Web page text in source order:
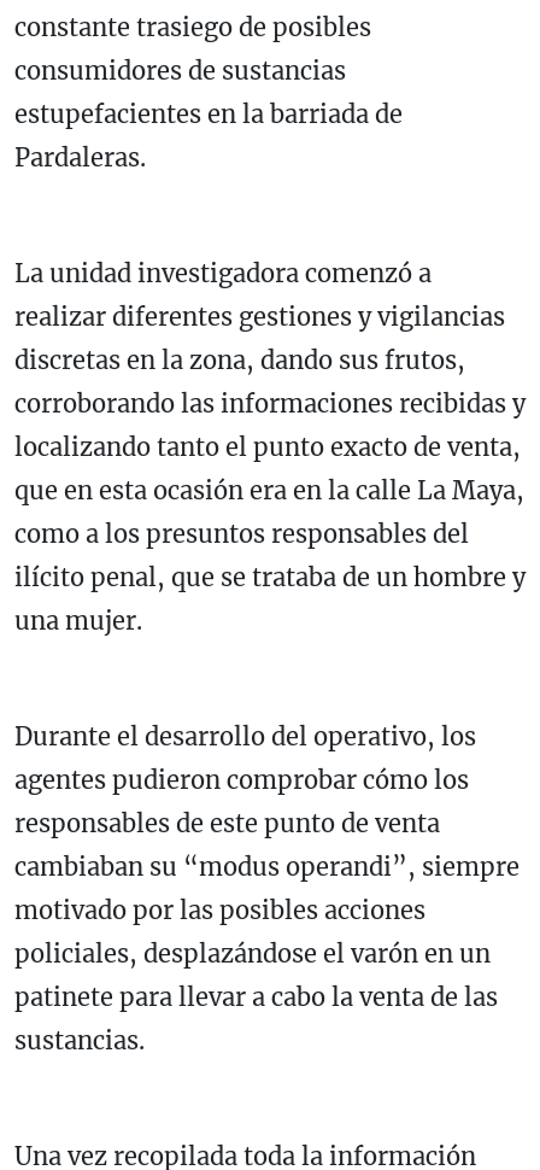
constante trasiego de posibles
consumidores de sustancias
estupefacientes en la barriada de
Pardaleras.
La unidad investigadora comenzó a
realizar diferentes gestiones y vigilancias
discretas en la zona, dando sus frutos,
corroborando las informaciones recibidas y
localizando tanto el punto exacto de venta,
que en esta ocasión era en la calle La Maya,
como a los presuntos responsables del
ilícito penal, que se trataba de un hombre y
una mujer.
Durante el desarrollo del operativo, los
agentes pudieron comprobar cómo los
responsables de este punto de venta
cambiaban su “modus operandi”, siempre
motivado por las posibles acciones
policiales, desplazándose el varón en un
patinete para llevar a cabo la venta de las
sustancias.
Una vez recopilada toda la información